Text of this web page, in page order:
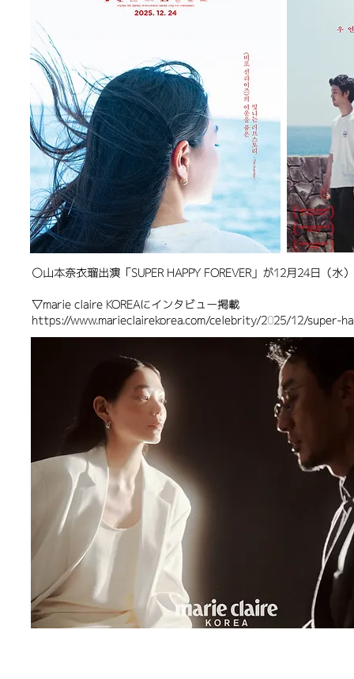
〇山本奈衣瑠出演「SUPER HAPPY FOREVER」が12月24日（水
​▽marie claire KOREAにインタビュー掲載
https://www.marieclairekorea.com/celebrity/2025/12/super-